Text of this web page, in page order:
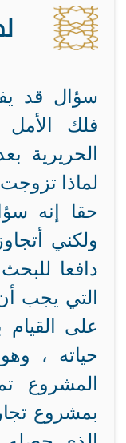
سؤال قد
فلك
الحريرية
لماذا
حقا إنه
ولكني
دافعا
التي يجب
على
حياته ،
المشروع
بمشروع